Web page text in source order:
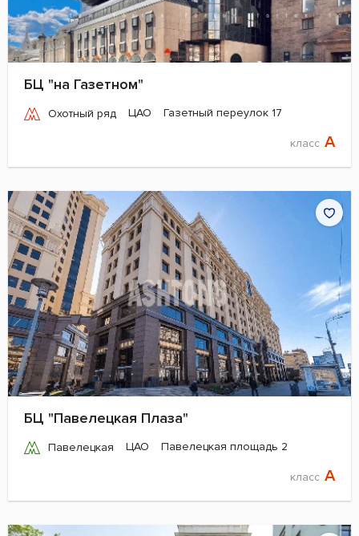
БЦ "на Газетном"
Охотный ряд ЦАО Газетный переулок 17
класс A
БЦ "Павелецкая Плаза"
Павелецкая ЦАО Павелецкая площадь 2
класс A